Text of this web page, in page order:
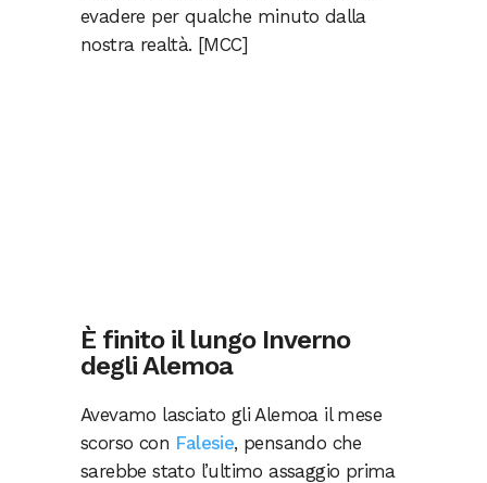
evadere per qualche minuto dalla
nostra realtà. [MCC]
È finito il lungo Inverno
degli Alemoa
Avevamo lasciato gli Alemoa il mese
scorso con Falesie, pensando che
sarebbe stato l’ultimo assaggio prima